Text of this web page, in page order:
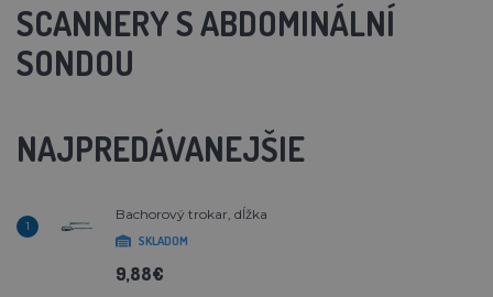
SCANNERY S ABDOMINÁLNÍ
SONDOU
NAJPREDÁVANEJŠIE
1
Bachorový trokar, dĺžka
SKLADOM
9,88€